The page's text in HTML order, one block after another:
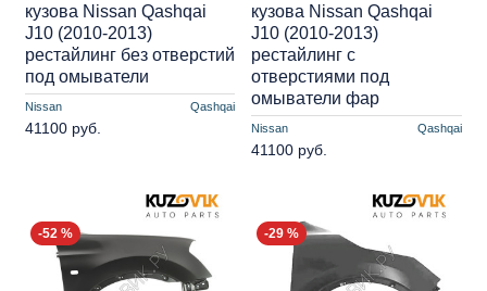
Nissan Qashqai
кузова Nissan Qashqai
J10 (2010-2013)
рестайлинг без отверстий
под омыватели
41100 руб. Nissan Qashqai
кузова Nissan Qashqai
J10 (2010-2013)
рестайлинг с
отверстиями под
омыватели фар
41100 руб.
-52 % -29 %